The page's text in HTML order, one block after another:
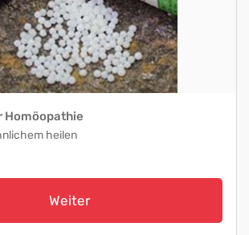
Homöopathie
heilen
Weiter